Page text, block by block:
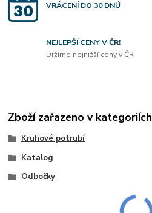
VRÁCENÍ DO 30 DNŮ
NEJLEPŠÍ CENY V ČR!
Držíme nejnižší ceny v ČR
Zboží zařazeno v kategoriích
Kruhové potrubí
Katalog
Odbočky